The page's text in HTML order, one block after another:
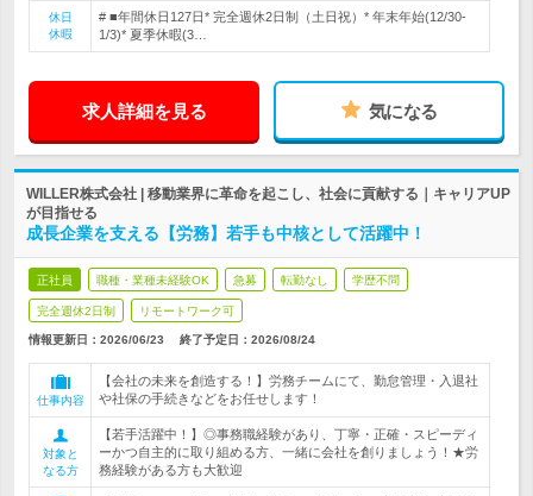
休日
休暇
# ■年間休日127日* 完全週休2日制（土日祝）* 年末年始(12/30-
1/3)* 夏季休暇(3…
求人詳細を見る 気になる
WILLER株式会社 | 移動業界に革命を起こし、社会に貢献する｜キャリアUP
が目指せる
成長企業を支える【労務】若手も中核として活躍中！
正社員 職種・業種未経験OK 急募 転勤なし 学歴不問
完全週休2日制 リモートワーク可
情報更新日：2026/06/23 終了予定日： 2026/08/24
仕事内容
【会社の未来を創造する！】労務チームにて、勤怠管理・入退社
や社保の手続きなどをお任せします！
対象と
なる方
【若手活躍中！】◎事務職経験があり、丁寧・正確・スピーディ
ーかつ自主的に取り組める方、一緒に会社を創りましょう！★労
務経験がある方も大歓迎